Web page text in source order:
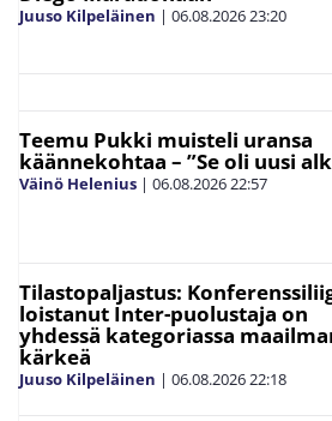
Juuso Kilpeläinen | 06.08.202623:20
Teemu Pukki muisteli uransa
käännekohtaa – ”Se oli uusi
Väinö Helenius | 06.08.202622:57
Tilastopaljastus:
loistanut Inter-puolustaja on
yhdessä kategoriassa
kärkeä
Juuso Kilpeläinen | 06.08.202622:18